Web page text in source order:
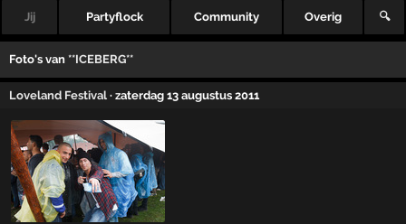
Jij Partyflock Community Overig 🔍
Foto's van**ICEBERG**
Loveland Festival · zaterdag 13 augustus 2011